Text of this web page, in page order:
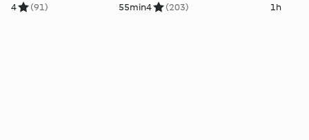
4 (91) 55min4 (203) 1h